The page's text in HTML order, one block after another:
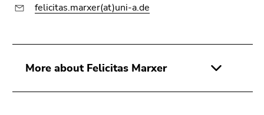
felicitas.marxer(at)uni-a.de
More about Felicitas Marxer